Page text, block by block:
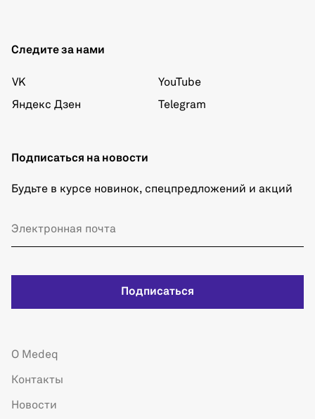
Следите за нами
VK
Яндекс Дзен
YouTube
Telegram
Подписаться на новости
Будьте в курсе новинок, спецпредложений и акций
Подписаться
О Medeq
Контакты
Новости